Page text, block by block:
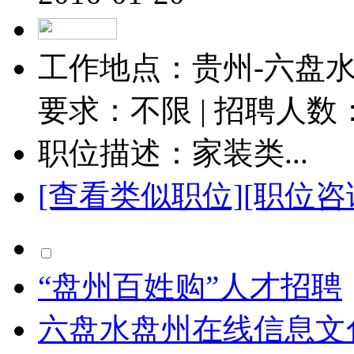
工作地点：贵州-六盘
要求：不限 | 招聘人数
职位描述：家装类...
[查看类似职位][职位
“盘州百姓购”人才招聘
六盘水盘州在线信息